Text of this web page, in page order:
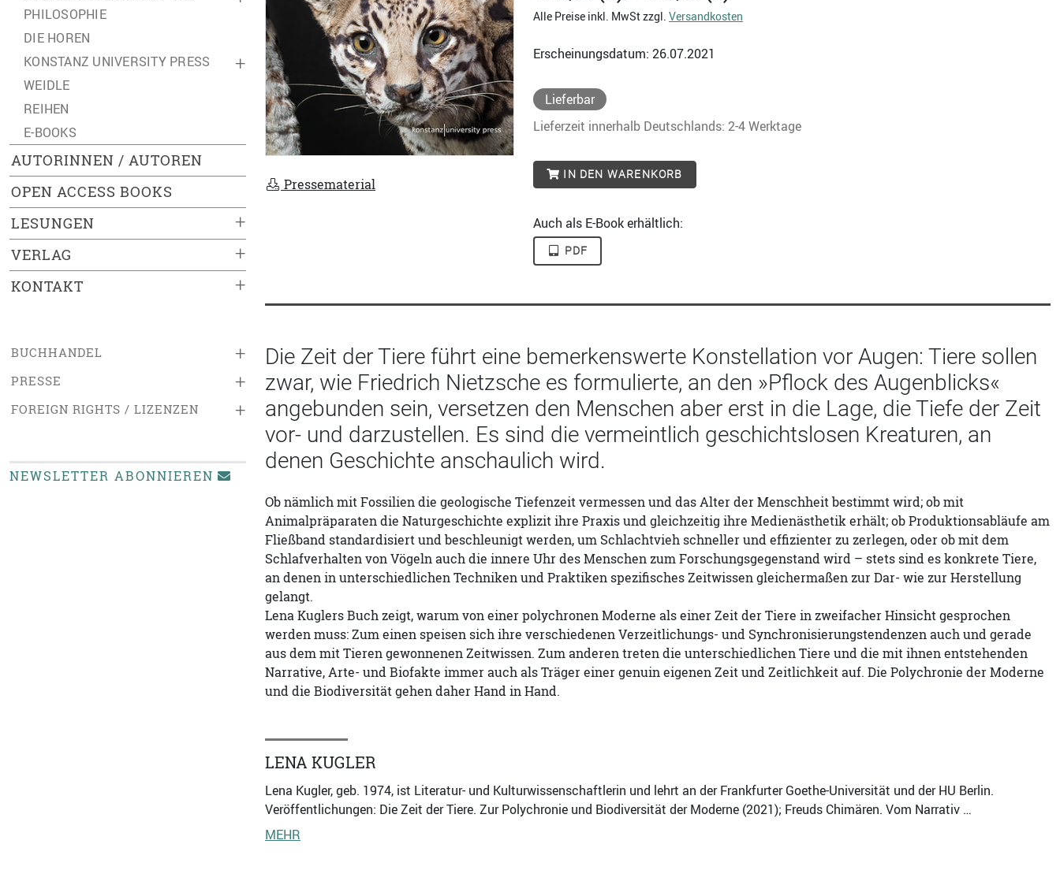
PHILOSOPHIE
DIE HOREN
+
KONSTANZ UNIVERSITY PRESS
WEIDLE
REIHEN
E-BOOKS
AUTORINNEN / AUTOREN
OPEN ACCESS BOOKS
+
LESUNGEN
+
VERLAG
+
KONTAKT
+
BUCHHANDEL
+
PRESSE
+
FOREIGN RIGHTS / LIZENZEN
NEWSLETTER ABONNIEREN
Pressematerial
Alle Preise inkl. MwSt zzgl. Versandkosten
Erscheinungsdatum: 26.07.2021
Lieferbar
Lieferzeit innerhalb Deutschlands: 2-4 Werktage
IN DEN WARENKORB
Auch als E-Book erhältlich:
PDF
Die Zeit der Tiere führt eine bemerkenswerte Konstellation vor Augen: Tiere sollen
zwar, wie Friedrich Nietzsche es formulierte, an den »Pflock des Augenblicks«
angebunden sein, versetzen den Menschen aber erst in die Lage, die Tiefe der Zeit
vor- und darzustellen. Es sind die vermeintlich geschichtslosen Kreaturen, an
denen Geschichte anschaulich wird.
Ob nämlich mit Fossilien die geologische Tiefenzeit vermessen und das Alter der Menschheit bestimmt wird; ob mit
Animalpräparaten die Naturgeschichte explizit ihre Praxis und gleichzeitig ihre Medienästhetik erhält; ob Produktionsabläufe am
Fließband standardisiert und beschleunigt werden, um Schlachtvieh schneller und effizienter zu zerlegen, oder ob mit dem
Schlafverhalten von Vögeln auch die innere Uhr des Menschen zum Forschungsgegenstand wird – stets sind es konkrete Tiere,
an denen in unterschiedlichen Techniken und Praktiken spezifisches Zeitwissen gleichermaßen zur Dar- wie zur Herstellung
gelangt.
Lena Kuglers Buch zeigt, warum von einer polychronen Moderne als einer Zeit der Tiere in zweifacher Hinsicht gesprochen
werden muss: Zum einen speisen sich ihre verschiedenen Verzeitlichungs- und Synchronisierungstendenzen auch und gerade
aus dem mit Tieren gewonnenen Zeitwissen. Zum anderen treten die unterschiedlichen Tiere und die mit ihnen entstehenden
Narrative, Arte- und Biofakte immer auch als Träger einer genuin eigenen Zeit und Zeitlichkeit auf. Die Polychronie der Moderne
und die Biodiversität gehen daher Hand in Hand.
LENA KUGLER
Lena Kugler, geb. 1974, ist Literatur- und Kulturwissenschaftlerin und lehrt an der Frankfurter Goethe-Universität und der HU Berlin.
Veröffentlichungen: Die Zeit der Tiere. Zur Polychronie und Biodiversität der Moderne (2021); Freuds Chimären. Vom Narrativ …
MEHR